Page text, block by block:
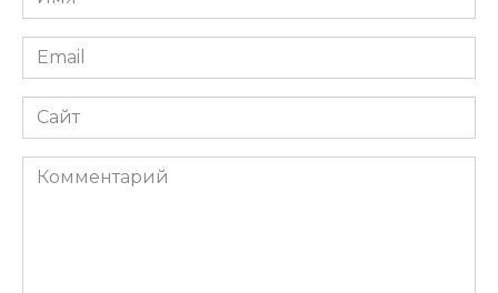
Email
Сайт
Комментарий